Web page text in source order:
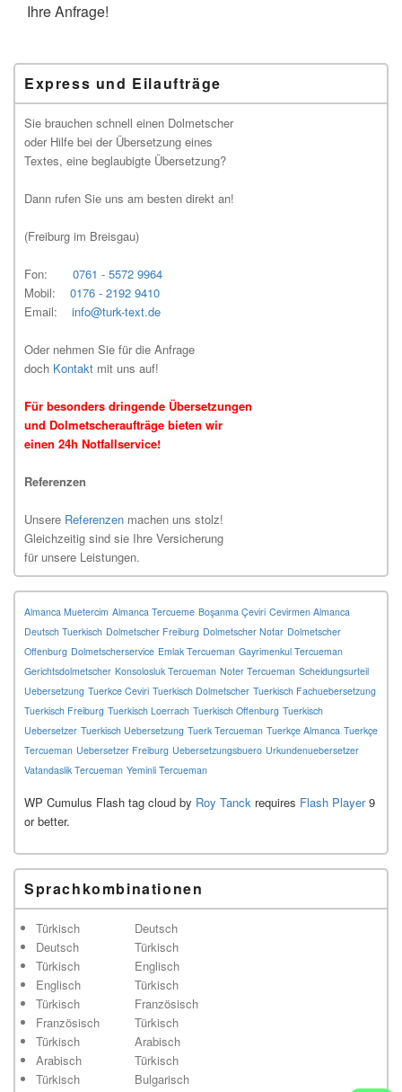
Ihre Anfrage!
Primärer
Seitenleisten-
Widgetbereich
Express und Eilaufträge
Sie brauchen schnell einen Dolmetscher
oder Hilfe bei der Übersetzung eines
Textes, eine beglaubigte Übersetzung?
Dann rufen Sie uns am besten direkt an!
(Freiburg im Breisgau)
Fon: 0761 - 5572 9964
Mobil: 0176 - 2192 9410
Email: info@turk-text.de
Oder nehmen Sie für die Anfrage
doch Kontakt mit uns auf!
Für besonders dringende Übersetzungen
und Dolmetscheraufträge bieten wir
einen 24h Notfallservice!
Referenzen
Unsere Referenzen machen uns stolz!
Gleichzeitig sind sie Ihre Versicherung
für unsere Leistungen.
Almanca Muetercim Almanca Tercueme Boşanma Çeviri Cevirmen Almanca
Deutsch Tuerkisch Dolmetscher Freiburg Dolmetscher Notar Dolmetscher
Offenburg Dolmetscherservice Emlak Tercueman Gayrimenkul Tercueman
Gerichtsdolmetscher Konsolosluk Tercueman Noter Tercueman Scheidungsurteil
Uebersetzung Tuerkce Ceviri Tuerkisch Dolmetscher Tuerkisch Fachuebersetzung
Tuerkisch Freiburg Tuerkisch Loerrach Tuerkisch Offenburg Tuerkisch
Uebersetzer Tuerkisch Uebersetzung Tuerk Tercueman Tuerkçe Almanca Tuerkçe
Tercueman Uebersetzer Freiburg Uebersetzungsbuero Urkundenuebersetzer
Vatandaslik Tercueman Yeminli Tercueman
WP Cumulus Flash tag cloud by Roy Tanck requires Flash Player9
or better.
Sprachkombinationen
Türkisch
Deutsch
Türkisch
Englisch
Türkisch
Französisch
Türkisch
Arabisch
Türkisch
Deutsch
Türkisch
Englisch
Türkisch
Französisch
Türkisch
Arabisch
Türkisch
Bulgarisch